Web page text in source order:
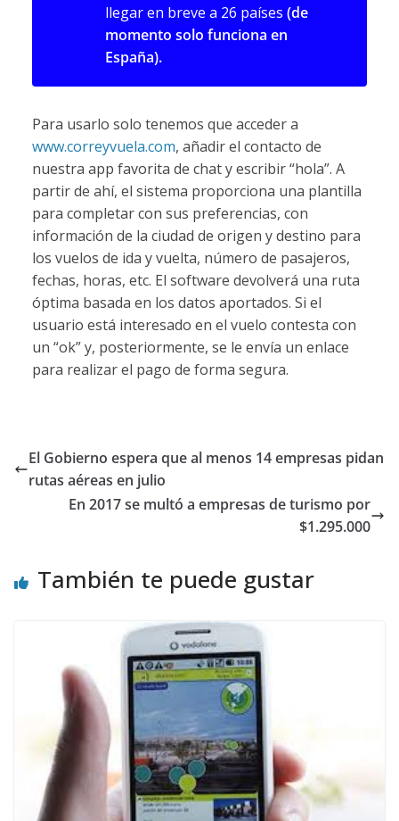
llegar en breve a 26 países (de
momento solo funciona en
España).
Para usarlo solo tenemos que acceder a
www.correyvuela.com, añadir el contacto de
nuestra app favorita de chat y escribir “hola”. A
partir de ahí, el sistema proporciona una plantilla
para completar con sus preferencias, con
información de la ciudad de origen y destino para
los vuelos de ida y vuelta, número de pasajeros,
fechas, horas, etc. El software devolverá una ruta
óptima basada en los datos aportados. Si el
usuario está interesado en el vuelo contesta con
un “ok” y, posteriormente, se le envía un enlace
para realizar el pago de forma segura.
El Gobierno espera que al menos 14 empresas pidan
rutas aéreas en julio
En 2017 se multó a empresas de turismo por
$1.295.000
También te puede gustar